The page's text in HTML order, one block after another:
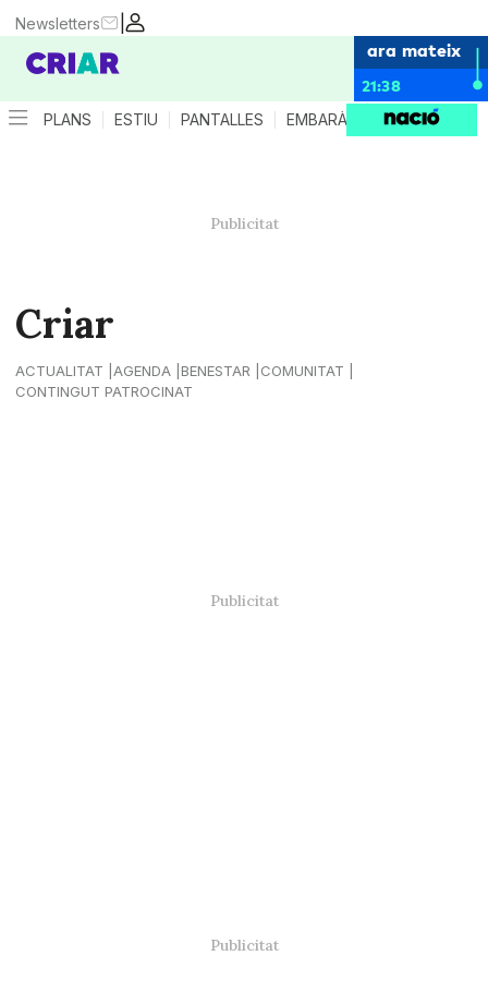
|
Newsletters
ara mateix
21:38
PLANS ESTIU PANTALLES EMBARÀS CRIANÇA
Criar
ACTUALITAT AGENDA BENESTAR
COMUNITAT
CONTINGUT PATROCINAT